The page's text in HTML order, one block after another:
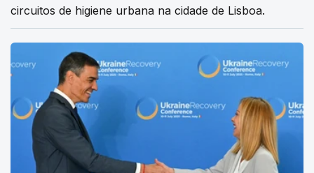
circuitos de higiene urbana na cidade de Lisboa.